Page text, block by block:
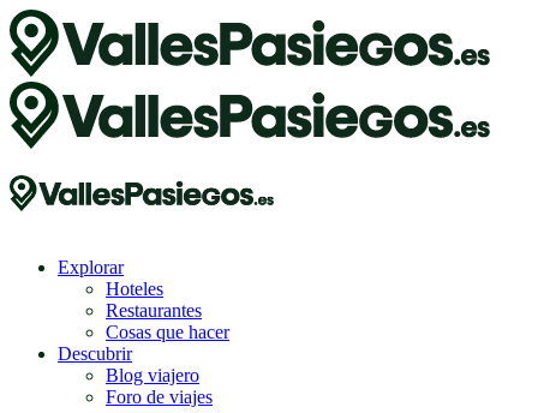
Explorar
Hoteles
Restaurantes
Cosas que hacer
Descubrir
Blog viajero
Foro de viajes